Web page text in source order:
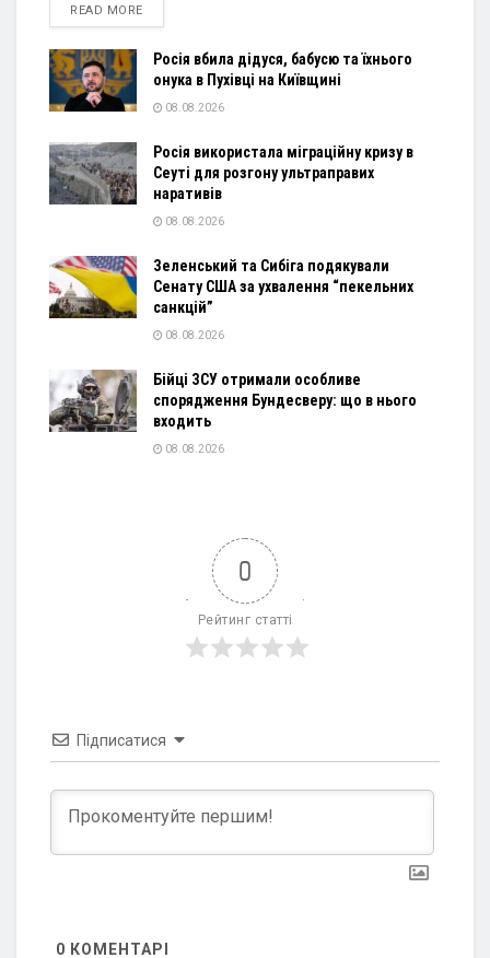
READ MOREDETAILS
Росія вбила дідуся, бабусю та їхнього
онука в Пухівці на Київщині
08.08.2026
Росія використала міграційну кризу в
Сеуті для розгону ультраправих
наративів
08.08.2026
Зеленський та Сибіга подякували
Сенату США за ухвалення “пекельних
санкцій”
08.08.2026
Бійці ЗСУ отримали особливе
спорядження Бундесверу: що в нього
входить
08.08.2026
0
Рейтинг статті
Підписатися
0 КОМЕНТАРІ